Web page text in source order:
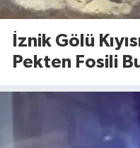
İznik Gölü
Pekten Fosili